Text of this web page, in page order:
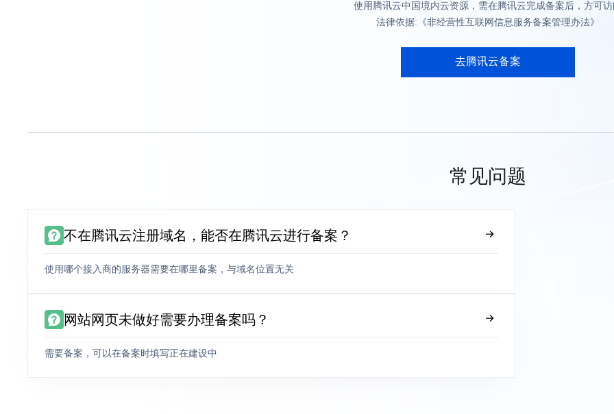
使用腾讯云中国境内云资源，需在腾讯云完成备案后，方可
法律依据:《非经营性互联网信息服务备案管理办法》
去腾讯云备案
常见问题
不在腾讯云注册域名，能否在腾讯云进行备案？
使用哪个接入商的服务器需要在哪里备案，与域名位置无关
网站网页未做好需要办理备案吗？
需要备案，可以在备案时填写正在建设中